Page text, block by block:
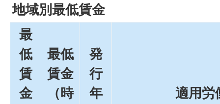
地域別最低賃金
最
低
賃
金
最低
賃金
（時
発
行
年
適用労